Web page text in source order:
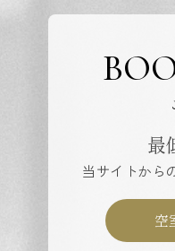
最
当サイトから
空